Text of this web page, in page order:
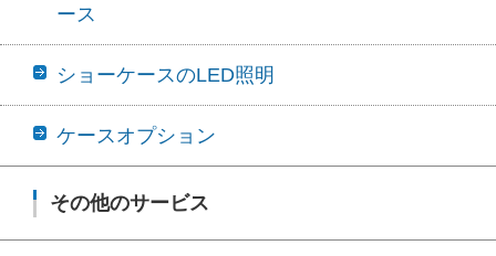
ース
ショーケースのLED照明
ケースオプション
その他のサービス